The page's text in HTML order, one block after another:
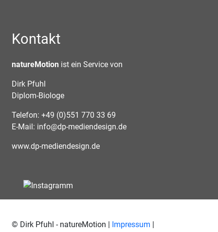
Kontakt
natureMotion ist ein Service von
Dirk Pfuhl
Diplom-Biologe
Telefon: +49 (0)551 770 33 69
E-Mail: info@dp-mediendesign.de
www.dp-mediendesign.de
© Dirk Pfuhl - natureMotion | Impressum |